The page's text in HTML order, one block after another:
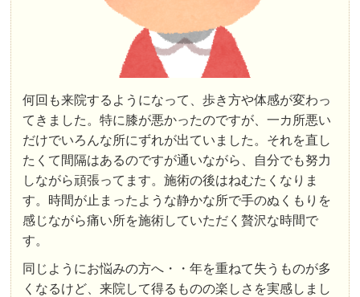
何回も来院するようになって、歩き方や体感が変わっ
てきました。特に膝が悪かったのですが、一カ所悪い
だけでいろんな所にずれが出ていました。それを直し
たくて間隔はあるのですが通いながら、自分でも努力
しながら頑張ってます。施術の後はねむたくなりま
す。時間が止まったような静かな所で手のぬくもりを
感じながら痛い所を施術していただく贅沢な時間で
す。
同じようにお悩みの方へ・・年を重ねて失うものが多
くなるけど、来院して得るものの楽しさを実感しまし